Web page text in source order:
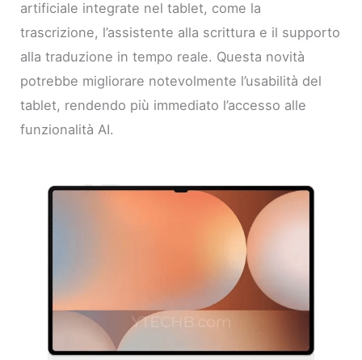
artificiale integrate nel tablet, come la
trascrizione, l’assistente alla scrittura e il supporto
alla traduzione in tempo reale. Questa novità
potrebbe migliorare notevolmente l’usabilità del
tablet, rendendo più immediato l’accesso alle
funzionalità AI.